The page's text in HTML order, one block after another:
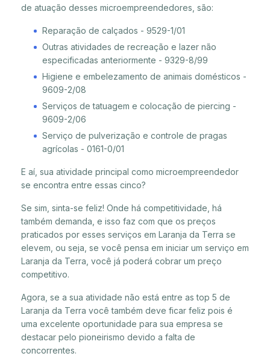
de atuação desses microempreendedores, são:
Reparação de calçados - 9529-1/01
Outras atividades de recreação e lazer não
especificadas anteriormente - 9329-8/99
Higiene e embelezamento de animais domésticos -
9609-2/08
Serviços de tatuagem e colocação de piercing -
9609-2/06
Serviço de pulverização e controle de pragas
agrícolas - 0161-0/01
E aí, sua atividade principal como microempreendedor
se encontra entre essas cinco?
Se sim, sinta-se feliz! Onde há competitividade, há
também demanda, e isso faz com que os preços
praticados por esses serviços em Laranja da Terra se
elevem, ou seja, se você pensa em iniciar um serviço em
Laranja da Terra, você já poderá cobrar um preço
competitivo.
Agora, se a sua atividade não está entre as top 5 de
Laranja da Terra você também deve ficar feliz pois é
uma excelente oportunidade para sua empresa se
destacar pelo pioneirismo devido a falta de
concorrentes.